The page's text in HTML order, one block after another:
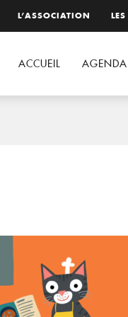
L’ASSOCIATION
ACCUEIL AGENDA